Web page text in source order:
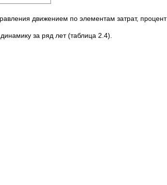
движением по элементам затрат, процент
за ряд лет (таблица 2.4).